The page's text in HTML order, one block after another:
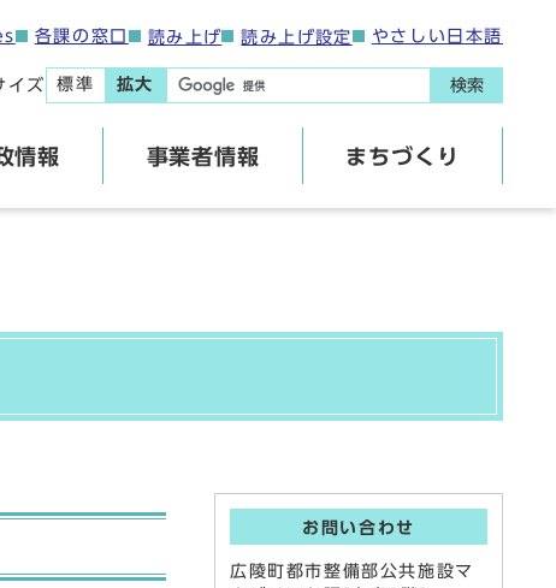
各課の窓口 読み上げ 読み上げ設定 やさしい日本語
イズ 標準 拡大 検索
情報 事業者情報 まちづくり
お問い合わせ
広陵町都市整備部公共施設マ